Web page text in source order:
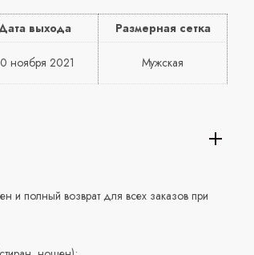
выхода Размерная сетка
ноября 2021 Мужская
и полный возврат для всех заказов при